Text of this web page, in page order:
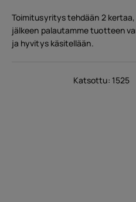
Tarjoukset
Toimitusyritys tehdään 2
jälkeen palautamme tuotteen
ja hyvitys käsitellään.
Katsottu: 1525